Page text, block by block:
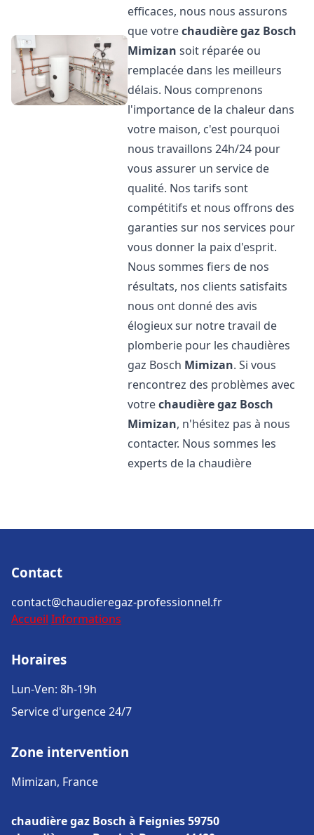
efficaces, nous nous assurons
que votrechaudière gaz Bosch
Mimizan soit réparée ou
remplacée dans les meilleurs
délais. Nous comprenons
l'importance de la chaleur dans
votre maison, c'est pourquoi
nous travaillons 24h/24 pour
vous assurer un service de
qualité. Nos tarifs sont
compétitifs et nous offrons des
garanties sur nos services pour
vous donner la paix d'esprit.
Nous sommes fiers de nos
résultats, nos clients satisfaits
nous ont donné des avis
élogieux sur notre travail de
plomberie pour les chaudières
gaz Bosch Mimizan. Si vous
rencontrez des problèmes avec
votrechaudière gaz Bosch
Mimizan, n'hésitez pas à nous
contacter. Nous sommes les
experts de la chaudière
Contact
contact@chaudieregaz-professionnel.fr
Accueil Informations
Horaires
Lun-Ven: 8h-19h
Service d'urgence 24/7
Zone intervention
Mimizan, France
chaudière gaz Bosch à Feignies 59750